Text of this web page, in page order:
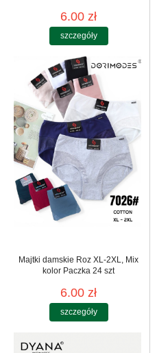
6.00 zł
szczegóły
Majtki damskie Roz XL-2XL, Mix
kolor Paczka 24 szt
6.00 zł
szczegóły